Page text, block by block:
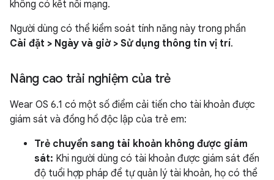
không có kết nối mạng.
Người dùng có thể kiểm soát tính năng này trong phần
Cài đặt > Ngày và giờ > Sử dụng thông tin vị trí.
Nâng cao trải nghiệm của trẻ
Wear OS 6.1 có một số điểm cải tiến cho tài khoản được
giám sát và đồng hồ độc lập của trẻ em:
Trẻ chuyển sang tài khoản không được giám
sát: Khi người dùng có tài khoản được giám sát đến
độ tuổi hợp pháp để tự quản lý tài khoản, họ có thể